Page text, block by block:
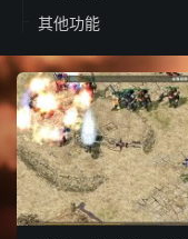
其他功能